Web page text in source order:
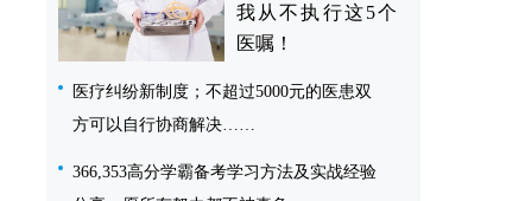
我从不执行这5个
医嘱！
医疗纠纷新制度；不超过5000元的医患双
方可以自行协商解决……
366,353高分学霸备考学习方法及实战经验